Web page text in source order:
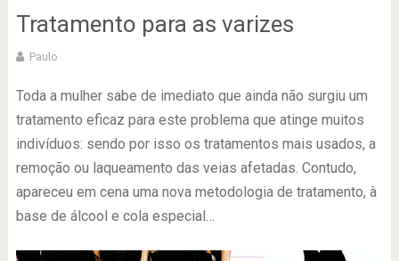
Tratamento para as varizes
Paulo
Toda a mulher sabe de imediato que ainda não surgiu um
tratamento eficaz para este problema que atinge muitos
indivíduos: sendo por isso os tratamentos mais usados, a
remoção ou laqueamento das veias afetadas. Contudo,
apareceu em cena uma nova metodologia de tratamento, à
base de álcool e cola especial…